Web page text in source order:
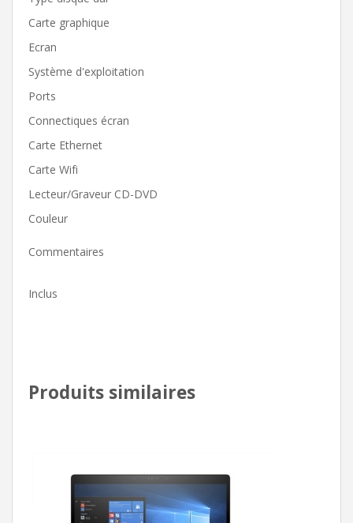
Carte graphique
Ecran
Système d'exploitation
Ports
Connectiques écran
Carte Ethernet
Carte Wifi
Lecteur/Graveur CD-DVD
Couleur
Commentaires
Inclus
Produits similaires